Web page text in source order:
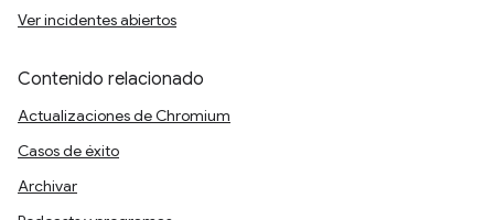
Ver incidentes abiertos
Contenido relacionado
Actualizaciones de Chromium
Casos de éxito
Archivar